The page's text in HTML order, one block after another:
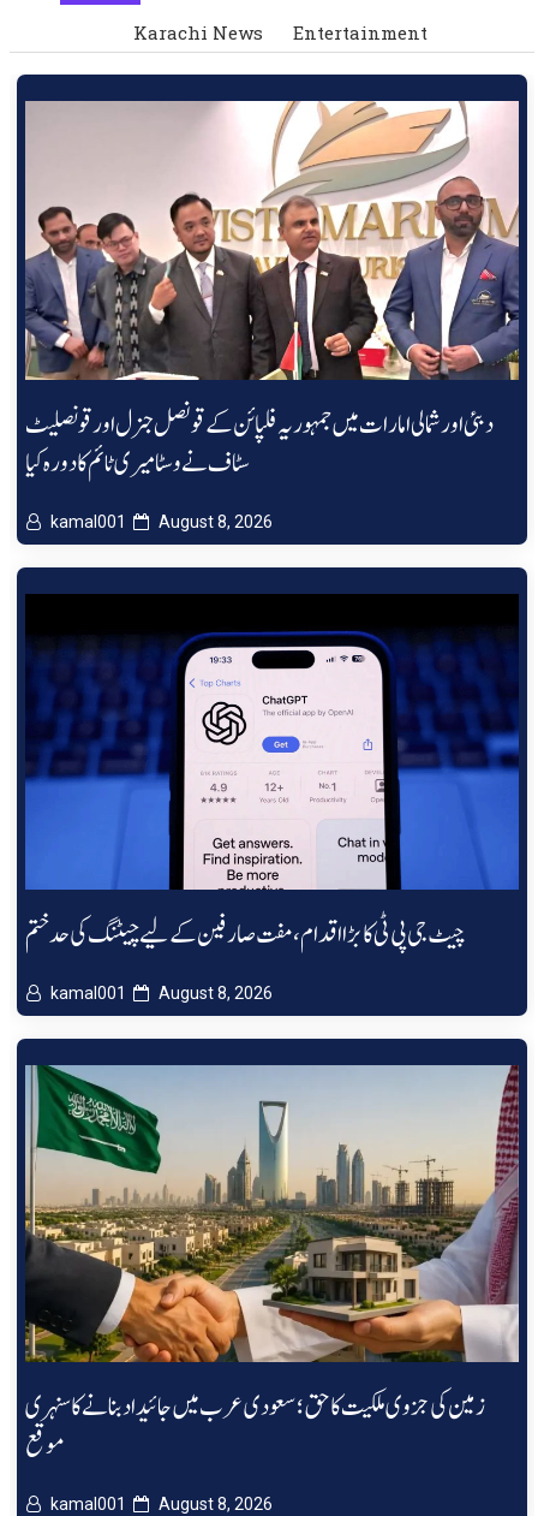
Karachi News
Entertainment
دبئی اور شمالی امارات میں جمہوریہ فلپائن کے قونصل جنرل اور قونصلیٹ
سٹاف نے وسٹا میری ٹائم کا دورہ کیا
kamal001 August 8, 2026
چیٹ جی پی ٹی کا بڑا اقدام، مفت صارفین کے لیے چیٹنگ کی حد ختم
kamal001 August 8, 2026
زمین کی جزوی ملکیت کا حق؛ سعودی عرب میں جائیداد بنانے کا سنہری
موقع
kamal001 August 8, 2026